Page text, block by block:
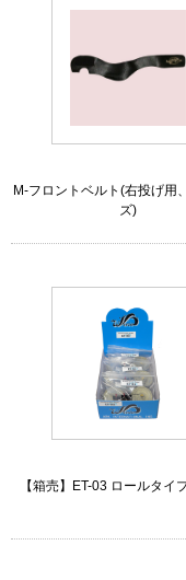
M-フロントベルト(右投げ用
ズ)
【箱売】ET-03 ロールタイ